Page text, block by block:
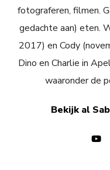
fotograferen, filmen.
gedachte aan) eten.
2017) en Cody
Dino en Charlie in
waaronder de
Bekijk al